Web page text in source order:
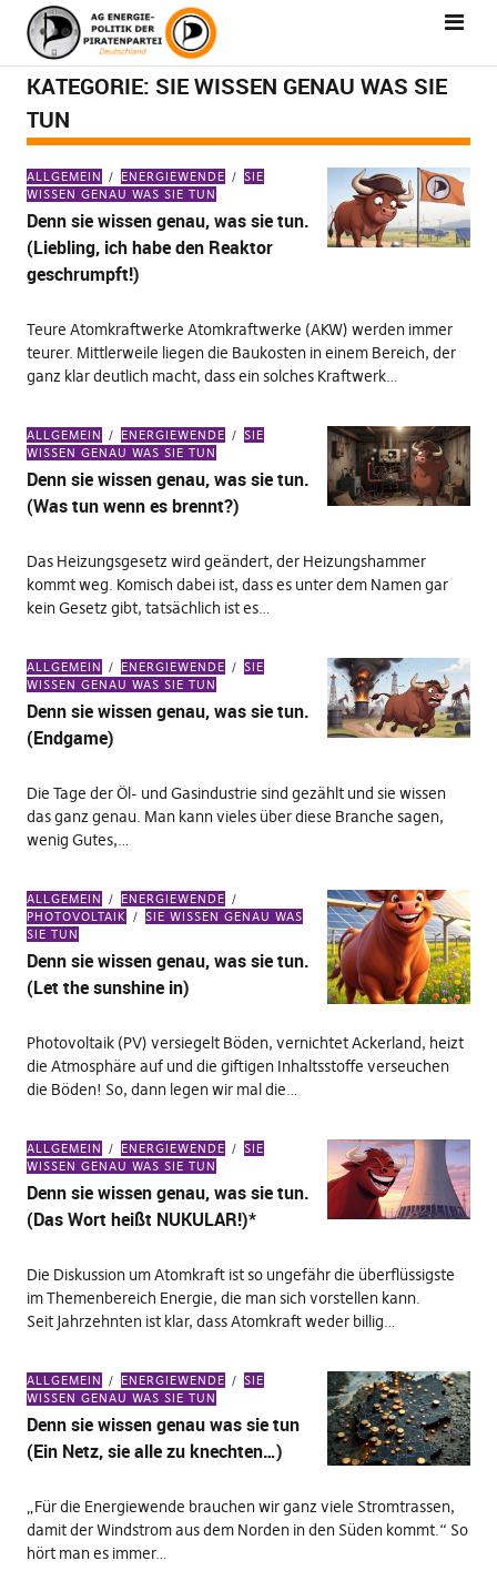
KATEGORIE: SIE WISSEN GENAU WAS SIE
TUN
ALLGEMEIN ENERGIEWENDE
SIE
WISSEN GENAU WAS SIE TUN
Denn sie wissen genau, was sie tun.
(Liebling, ich habe den Reaktor
geschrumpft!)
Teure Atomkraftwerke Atomkraftwerke (AKW) werden immer
teurer. Mittlerweile liegen die Baukosten in einem Bereich, der
ganz klar deutlich macht, dass ein solches Kraftwerk…
ALLGEMEIN ENERGIEWENDE
SIE
WISSEN GENAU WAS SIE TUN
Denn sie wissen genau, was sie tun.
(Was tun wenn es brennt?)
Das Heizungsgesetz wird geändert, der Heizungshammer
kommt weg. Komisch dabei ist, dass es unter dem Namen gar
kein Gesetz gibt, tatsächlich ist es…
ALLGEMEIN ENERGIEWENDE
SIE
WISSEN GENAU WAS SIE TUN
Denn sie wissen genau, was sie tun.
(Endgame)
Die Tage der Öl- und Gasindustrie sind gezählt und sie wissen
das ganz genau. Man kann vieles über diese Branche sagen,
wenig Gutes,…
ALLGEMEIN
ENERGIEWENDE
PHOTOVOLTAIK
SIE WISSEN GENAU WAS
SIE TUN
Denn sie wissen genau, was sie tun.
(Let the sunshine in)
Photovoltaik (PV) versiegelt Böden, vernichtet Ackerland, heizt
die Atmosphäre auf und die giftigen Inhaltsstoffe verseuchen
die Böden! So, dann legen wir mal die…
ALLGEMEIN ENERGIEWENDE
SIE
WISSEN GENAU WAS SIE TUN
Denn sie wissen genau, was sie tun.
(Das Wort heißt NUKULAR!)*
Die Diskussion um Atomkraft ist so ungefähr die überflüssigste
im Themenbereich Energie, die man sich vorstellen kann.
Seit Jahrzehnten ist klar, dass Atomkraft weder billig…
ALLGEMEIN ENERGIEWENDE
SIE
WISSEN GENAU WAS SIE TUN
Denn sie wissen genau was sie tun
(Ein Netz, sie alle zu knechten…)
„Für die Energiewende brauchen wir ganz viele Stromtrassen,
damit der Windstrom aus dem Norden in den Süden kommt.“ So
hört man es immer…